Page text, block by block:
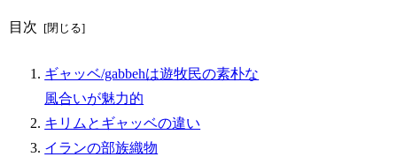
目次
ギャッベ/gabbehは遊牧民の素朴な
風合いが魅力的
キリムとギャッベの違い
イランの部族織物